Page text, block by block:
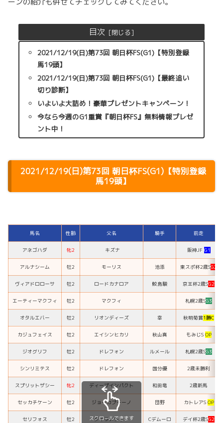
目次
2021/12/19(日)第73回 朝日杯FS(G1)【特別登録
馬19頭】
2021/12/19(日)第73回 朝日杯FS(G1)【最終追い
切り診断】
いよいよ大詰め！豪華プレゼントキャンペーン！
今なら今週のG1重賞『朝日杯FS』無料情報プレゼ
ント中！
2021/12/19(日)第73回 朝日杯FS(G1)【特別登録
馬19頭】
馬名 性齢 父名 騎手 前走
アネゴハダ 牝2 キズナ 阪神JF G1
アルナシーム 牡2 モーリス 池添 東スポ杯2歳SG2
ヴィアドロローサ 牡2 ロードカナロア 鮫島駿 京王杯2歳SG2
エーティーマクフィ 牡2 マクフィ 札幌2歳SG3
オタルエバー 牡2 リオンディーズ 幸 秋明菊賞1勝C
カジュフェイス 牡2 エイシンヒカリ 秋山真 もみじS OP
ジオグリフ 牡2 ドレフォン ルメール 札幌2歳SG3
シンリミテス 牡2 ドレフォン 国分優 2歳未勝利
スプリットザシー 牝2 ディープインパクト 和田竜 2歳新馬
セッカチケーン 牡2 ジョーカプチーノ 団野 カトレアS OP
セリフォス 牡2 ダイワメジャー Cデムーロ デイ杯2歳SG2
スクロールできます